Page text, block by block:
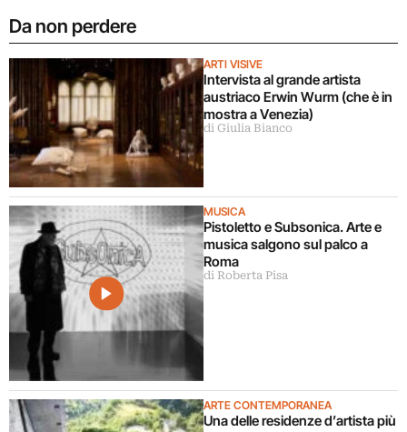
Da non perdere
ARTI VISIVE
Intervista al grande artista
austriaco Erwin Wurm (che è in
mostra a Venezia)
di Giulia Bianco
MUSICA
Pistoletto e Subsonica. Arte e
musica salgono sul palco a
Roma
di Roberta Pisa
ARTE CONTEMPORANEA
Una delle residenze d’artista più